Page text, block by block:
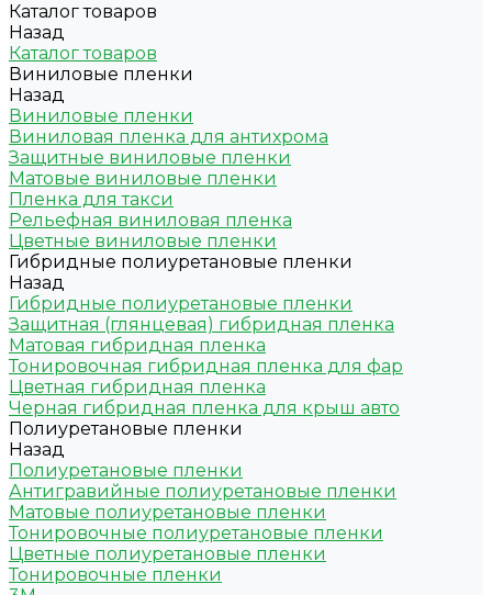
Каталог товаров
Назад
Каталог товаров
Виниловые пленки
Назад
Виниловые пленки
Виниловая пленка для антихрома
Защитные виниловые пленки
Матовые виниловые пленки
Пленка для такси
Рельефная виниловая пленка
Цветные виниловые пленки
Гибридные полиуретановые пленки
Назад
Гибридные полиуретановые пленки
Защитная (глянцевая) гибридная пленка
Матовая гибридная пленка
Тонировочная гибридная пленка для фар
Цветная гибридная пленка
Черная гибридная пленка для крыш авто
Полиуретановые пленки
Назад
Полиуретановые пленки
Антигравийные полиуретановые пленки
Матовые полиуретановые пленки
Тонировочные полиуретановые пленки
Цветные полиуретановые пленки
Тонировочные пленки